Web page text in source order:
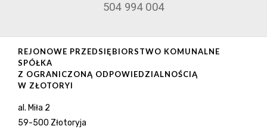
504 994 004
REJONOWE PRZEDSIĘBIORSTWO KOMUNALNE
SPÓŁKA
Z OGRANICZONĄ ODPOWIEDZIALNOŚCIĄ
W ZŁOTORYI
al. Miła 2
59-500 Złotoryja